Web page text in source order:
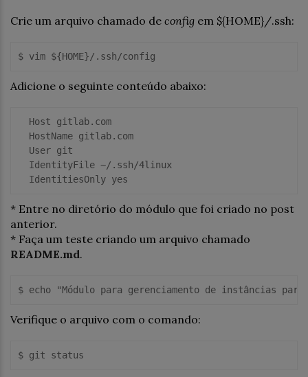
Crie um arquivo chamado de config em ${HOME}/.ssh:
Adicione o seguinte conteúdo abaixo:
  Host gitlab.com
  HostName gitlab.com
  User git
  IdentityFile ~/.ssh/4linux
* Entre no diretório do módulo que foi criado no post
anterior.
* Faça um teste criando um arquivo chamado
README.md.
Verifique o arquivo com o comando: